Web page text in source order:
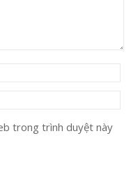
trong trình duyệt này